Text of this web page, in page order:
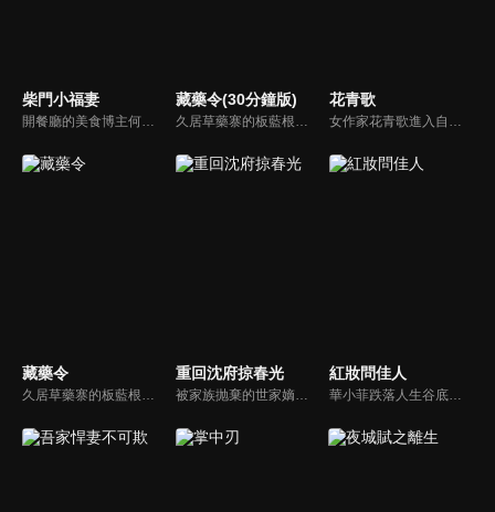
柴門小福妻
開餐廳的美食博主何青青意外跌倒後，穿越到了古代田園。從賺錢還債、先婚後愛到萌娃養成，還收穫了傅清淮的真摯感情。就在她事業、親情、愛情三全的時候，卻面臨著是要離開這裏回去現代生活，還是拋開過去留下與傅清淮、孩子們在一起的艱難抉擇……
藏藥令(30分鐘版)
久居草藥寨的板藍根精怪〈小藍〉，意外救下了突破草藥寨結界的醫官〈阿九〉，阿九除了是倍受敬仰的九神醫，其實他的隱藏身份是抓捕草藥精怪的上清司統領〈玖冥〉。小藍與阿九意外結為同死同傷的靈配關係，就此展開了一場貓鼠遊戲，並由此揭開了二人前世今生的兩世牽絆。
花青歌
女作家花青歌進入自己小說世界，變身炮灰女配，本以為手握劇本、能逆風翻盤，結果一路翻車，和反派紀楚相愛相殺，本著親媽使命助攻白月光紀雲與仵作林夕瑤的愛情，明知紀菀兒公冶棋是虐線走向卻依舊守護著他們愛情的故事。
藏藥令
久居草藥寨的板藍根精怪〈小藍〉，意外救下了突破草藥寨結界的醫官〈阿九〉，阿九除了是倍受敬仰的九神醫，其實他的隱藏身份是抓捕草藥精怪的上清司統領〈玖冥〉。小藍與阿九意外結為同死同傷的靈配關係，就此展開了一場貓鼠遊戲，並由此揭開了二人前世今生的兩世牽絆。
重回沈府掠春光
被家族抛棄的世家嫡女沈千初為了替至親報仇重回沈府，與桀骜不馴的許家二世子許星北機緣相遇，兩人從冤家路窄到心心相惜，在一次次並肩闖關破局中，互生難以割捨的情愫，終成眷屬。
紅妝問佳人
華小菲跌落人生谷底、負債昏迷，夢中穿越繁華都城創業，結識守衛軍首領徐子齊與商會會長房離恨。皇后命徐子齊暗查官商勾結、哄抬物價案，真相直指商會。華小菲憑誠信經營崛起，與徐子齊呈上帳本揭露罪行，惡人伏法，最終成就傳奇女商人並喜結連理。